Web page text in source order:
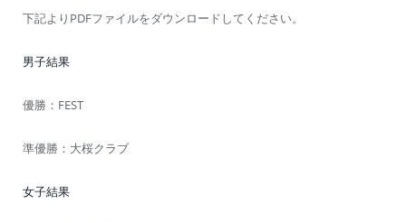
下記よりPDFファイルをダウンロードしてください。
男子結果
優勝：FEST
準優勝：大桜クラブ
女子結果